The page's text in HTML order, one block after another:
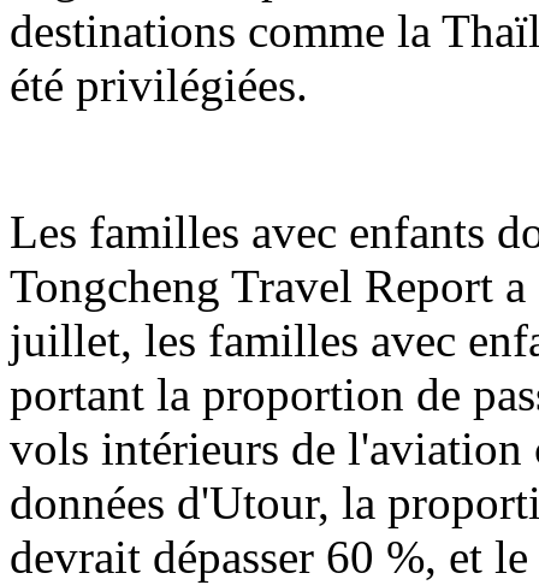
destinations comme la
été privilégiées.
Les familles avec enfants
Tongcheng Travel Report
juillet, les familles avec
portant la proportion de
vols intérieurs de
données d'Utour, la
devrait dépasser 60 %, et